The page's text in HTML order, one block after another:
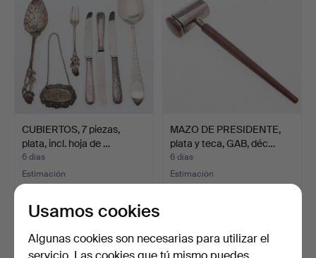
CUBIERTOS, 7 piezas,
plata, incl. hoja de …
6 días
Estimación
264 USD
MAZO DE PRESIDENTE,
plata y teca, GAB, déc…
6 días
Estimación
Usamos cookies
Algunas cookies son necesarias para utilizar el